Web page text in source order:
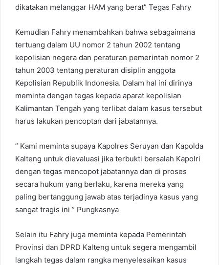
dikatakan melanggar HAM yang berat” Tegas Fahry
Kemudian Fahry menambahkan bahwa sebagaimana
tertuang dalam UU nomor 2 tahun 2002 tentang
kepolisian negera dan peraturan pemerintah nomor 2
tahun 2003 tentang peraturan disiplin anggota
Kepolisian Republik Indonesia. Dalam hal ini dirinya
meminta dengan tegas kepada aparat kepolisian
Kalimantan Tengah yang terlibat dalam kasus tersebut
harus lakukan pencoptan dari jabatannya.
” Kami meminta supaya Kapolres Seruyan dan Kapolda
Kalteng untuk dievaluasi jika terbukti bersalah Kapolri
dengan tegas mencopot jabatannya dan di proses
secara hukum yang berlaku, karena mereka yang
paling bertanggung jawab atas terjadinya kasus yang
sangat tragis ini ” Pungkasnya
Selain itu Fahry juga meminta kepada Pemerintah
Provinsi dan DPRD Kalteng untuk segera mengambil
langkah tegas dalam rangka menyelesaikan kasus